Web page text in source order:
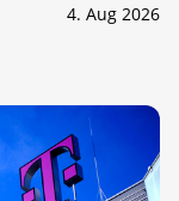
4. Aug 2026